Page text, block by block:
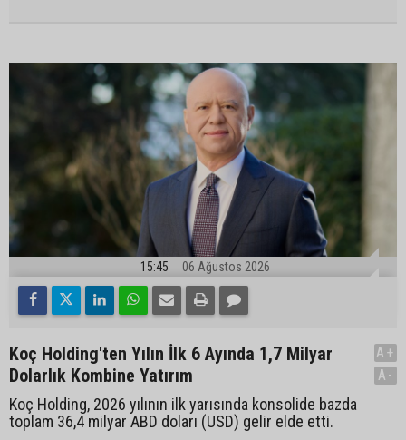
15:45 06 Ağustos 2026
Koç Holding'ten Yılın İlk 6 Ayında 1,7 Milyar
Dolarlık Kombine Yatırım
Koç Holding, 2026 yılının ilk yarısında konsolide bazda
toplam 36,4 milyar ABD doları (USD) gelir elde etti.
A+
A-